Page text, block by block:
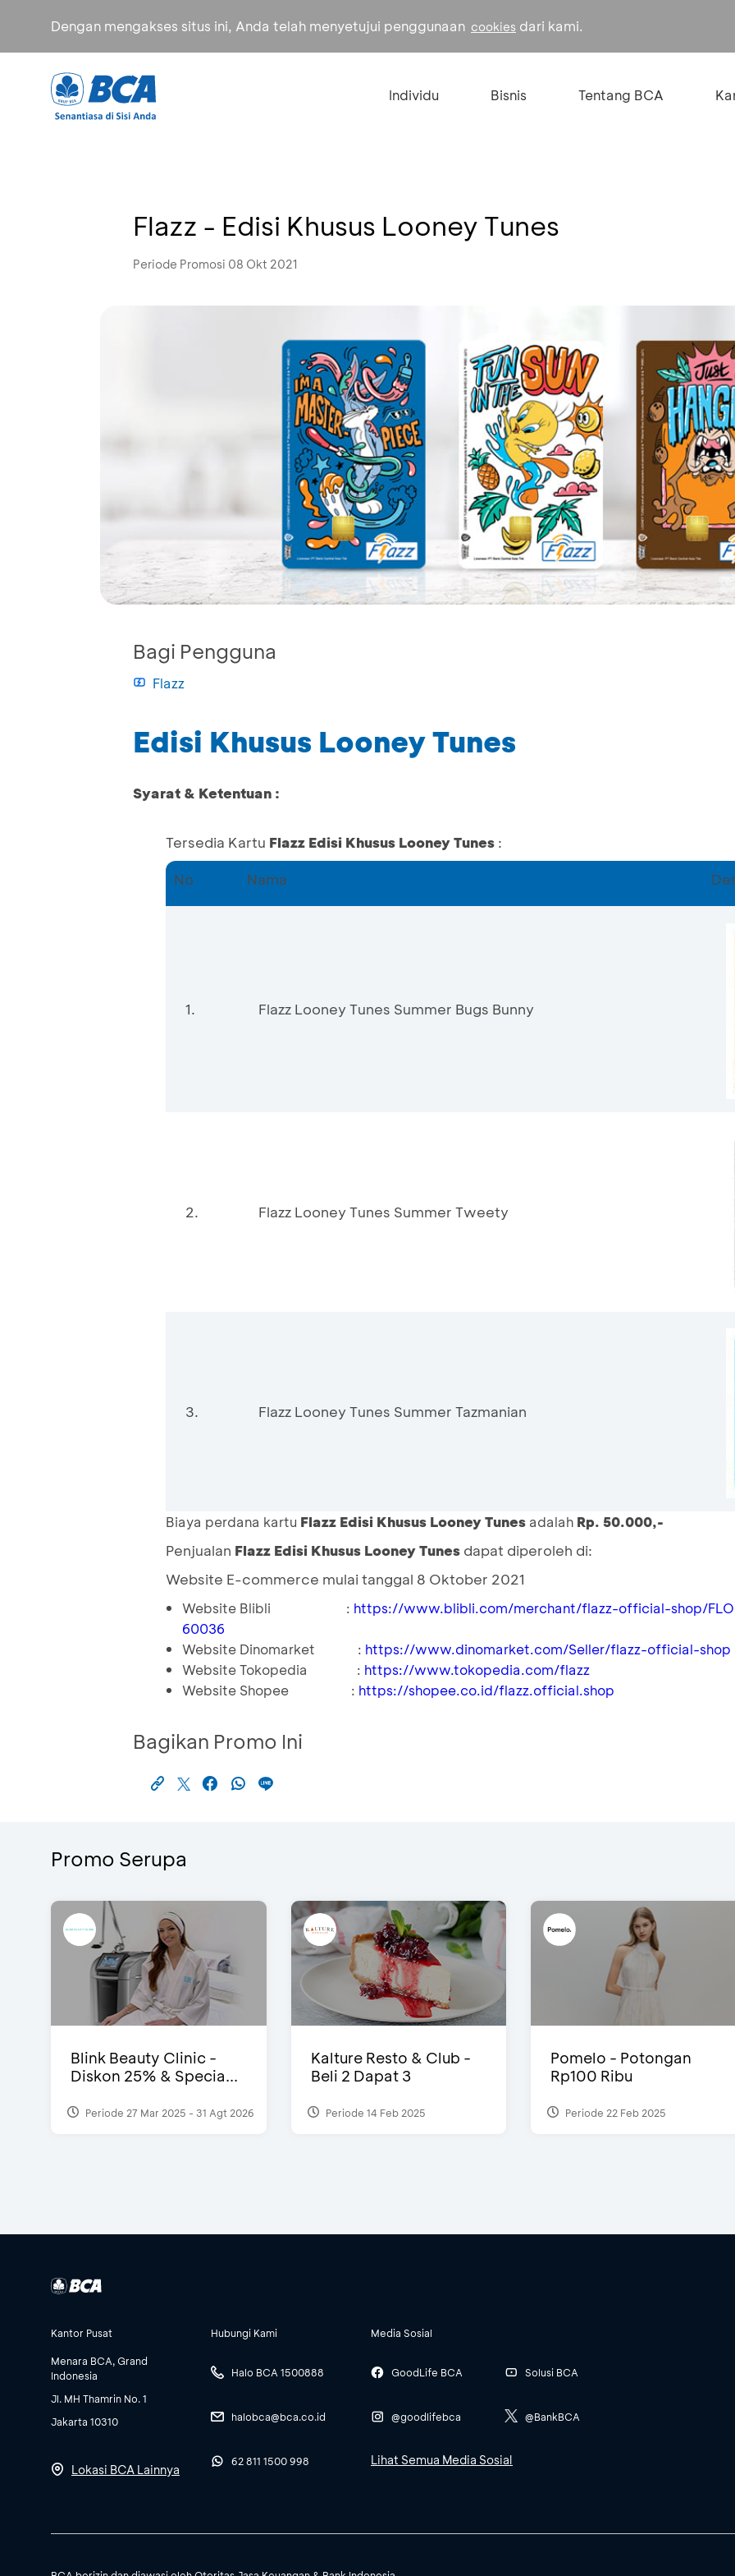
Dengan mengakses situs ini, Anda telah menyetujui penggunaan cookies dari kami.
Individu Bisnis Tentang BCA
Flazz - Edisi Khusus Looney Tunes
Periode Promosi 08 Okt 2021
Bagi Pengguna
Flazz
Edisi Khusus Looney Tunes
Syarat & Ketentuan :
Tersedia Kartu Flazz Edisi Khusus Looney Tunes :
No Nama
1. Flazz Looney Tunes Summer Bugs Bunny
2. Flazz Looney Tunes Summer Tweety
3. Flazz Looney Tunes Summer Tazmanian
Biaya perdana kartu Flazz Edisi Khusus Looney Tunes adalah Rp. 50.000,-
Penjualan Flazz Edisi Khusus Looney Tunes dapat diperoleh di:
Website E-commerce mulai tanggal 8 Oktober 2021
Website Blibli : https://www.blibli.com/merchant/flazz-official-shop/
60036
Website Dinomarket
: https://www.dinomarket.com/Seller/flazz-official-shop
Website Tokopedia
: https://www.tokopedia.com/flazz
Website Shopee
: https://shopee.co.id/flazz.official.shop
Bagikan Promo Ini
Promo Serupa
Blink Beauty Clinic -
Diskon 25% & Specia...
Periode 27 Mar 2025 - 31 Agt 2026
Kalture Resto & Club -
Beli 2 Dapat 3
Periode 14 Feb 2025
Pomelo - Potongan
Rp100 Ribu
Periode 22 Feb 2025
Kantor Pusat
Menara BCA, Grand
Indonesia
Jl. MH Thamrin No. 1
Jakarta 10310
Lokasi BCA Lainnya
Hubungi Kami
Halo BCA 1500888
halobca@bca.co.id
62 811 1500 998
Media Sosial
GoodLife BCA
@goodlifebca
Solusi BCA
@BankBCA
Lihat Semua Media Sosial